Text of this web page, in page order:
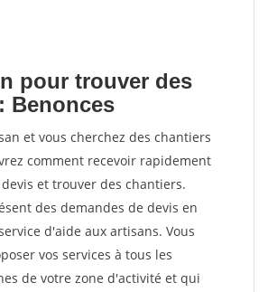
pour trouver des
Benonces
et vous cherchez des chantiers
comment recevoir rapidement
et trouver des chantiers.
des demandes de devis en
d'aide aux artisans. Vous
vos services à tous les
de votre zone d'activité et qui